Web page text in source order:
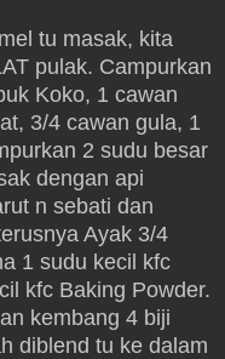
tu masak, kita
pulak. Campurkan
Koko, 1 cawan
3/4 cawan gula, 1
2 sudu besar
dengan api
n sebati dan
Ayak 3/4
1 sudu kecil kfc
kfc Baking Powder.
kembang 4 biji
diblend tu ke dalam